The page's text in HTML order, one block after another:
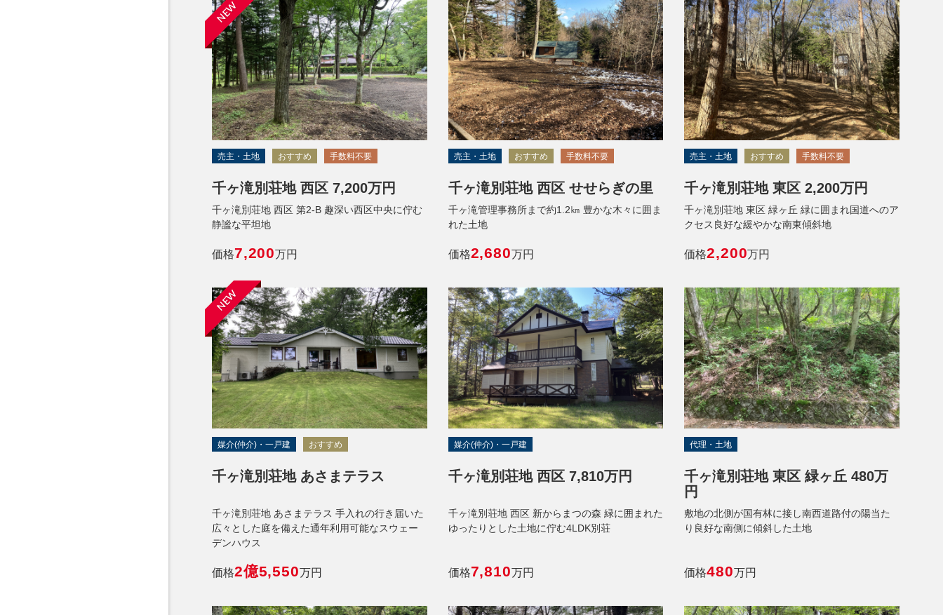
NEW
売主・土地 おすすめ 手数料不要
千ヶ滝別荘地 西区 7,200万円
千ヶ滝別荘地 西区 第2‐B 趣深い西区中央に佇む
静謐な平坦地
価格7,200万円
売主・土地 おすすめ 手数料不要
千ヶ滝別荘地 西区 せせらぎの里
千ヶ滝管理事務所まで約1.2㎞ 豊かな木々に囲ま
れた土地
価格2,680万円
売主・土地 おすすめ 手数料不要
千ヶ滝別荘地 東区 2,200万円
千ヶ滝別荘地 東区 緑ヶ丘 緑に囲まれ国道へのア
クセス良好な緩やかな南東傾斜地
価格2,200万円
NEW
媒介(仲介)・一戸建 おすすめ
千ヶ滝別荘地 あさまテラス
千ヶ滝別荘地 あさまテラス 手入れの行き届いた
広々とした庭を備えた通年利用可能なスウェー
デンハウス
価格2億5,550万円
媒介(仲介)・一戸建
千ヶ滝別荘地 西区 7,810万円
千ヶ滝別荘地 西区 新からまつの森 緑に囲まれた
ゆったりとした土地に佇む4LDK別荘
価格7,810万円
代理・土地
千ヶ滝別荘地 東区 緑ヶ丘 480万
円
敷地の北側が国有林に接し南西道路付の陽当た
り良好な南側に傾斜した土地
価格480万円